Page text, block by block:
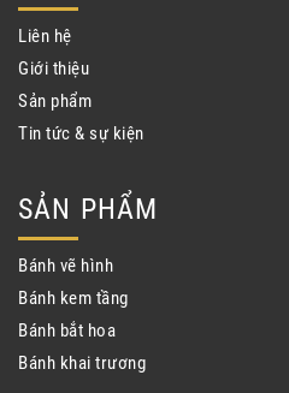
Liên hệ
Giới thiệu
Sản phẩm
Tin tức & sự kiện
SẢN PHẨM
Bánh vẽ hình
Bánh kem tầng
Bánh bắt hoa
Bánh khai trương